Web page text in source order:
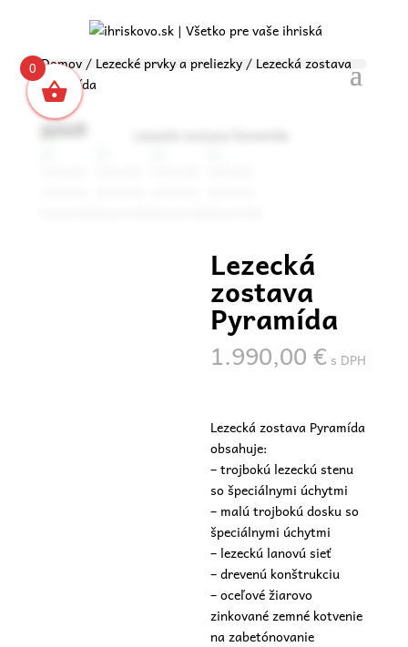
Domov/ Lezecké prvky a preliezky/ Lezecká zostava
Pyramída
Certifikovaný
herný prvok
Lezecká
zostava
Pyramída
1.990,00€ s DPH
Lezecká zostava Pyramída
obsahuje:
– trojbokú lezeckú stenu
so špeciálnymi úchytmi
– malú trojbokú dosku so
špeciálnymi úchytmi
– lezeckú lanovú sieť
– drevenú konštrukciu
– oceľové žiarovo
zinkované zemné kotvenie
na zabetónovanie
0